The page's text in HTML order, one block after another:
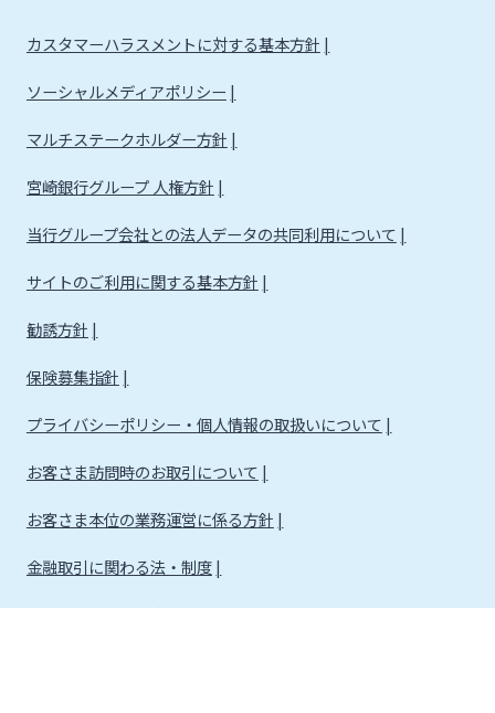
カスタマーハラスメントに対する基本方針
ソーシャルメディアポリシー
マルチステークホルダー方針
宮崎銀行グループ 人権方針
当行グループ会社との法人データの共同利用について
サイトのご利用に関する基本方針
勧誘方針
保険募集指針
プライバシーポリシー・個人情報の取扱いについて
お客さま訪問時のお取引について
お客さま本位の業務運営に係る方針
金融取引に関わる法・制度
金融取引に関わる方針